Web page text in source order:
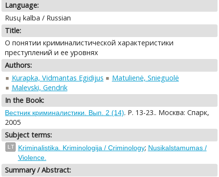
Language:
Rusų kalba / Russian
Title:
О понятии криминалистической характеристики
преступлений и ее уровнях
Authors:
Kurapka, Vidmantas Egidijus
Matulienė, Snieguolė
Malevski, Gendrik
In the Book:
Вестник криминалистики. Вып. 2 (14). P. 13-23.. Москва: Спарк,
2005
Subject terms:
LT Kriminalistika. Kriminologija / Criminology; Nusikalstamumas /
Violence.
Summary / Abstract: